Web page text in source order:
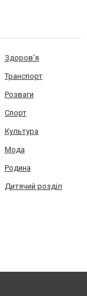
Здоров'я
Транспорт
Розваги
Спорт
Культура
Мода
Родина
Дитячий розділ